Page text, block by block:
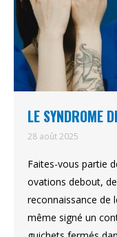
LE SYNDROME
28 août 2025
Faites-vous partie
ovations debout,
reconnaissance de
même signé un